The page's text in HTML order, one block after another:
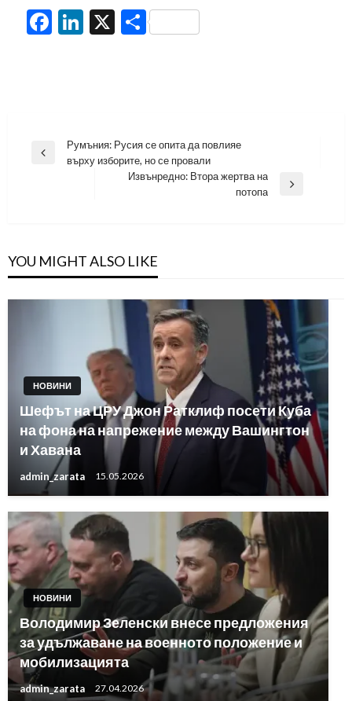
Facebook
LinkedIn
X Share
Навигация
Previous
Румъния: Русия се опита да повлияе
върху изборите, но се провали
Извънредно: Втора жертва на
потопа
YOU MIGHT ALSO LIKE
НОВИНИ
Шефът на ЦРУ Джон Ратклиф посети Куба
на фона на напрежение между Вашингтон
и Хавана
admin_zarata 15.05.2026
НОВИНИ
Володимир Зеленски внесе предложения
за удължаване на военното положение и
мобилизацията
admin_zarata 27.04.2026